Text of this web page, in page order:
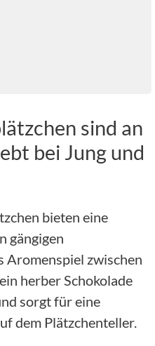
sind an
bei Jung und
bieten eine
gängigen
Aromenspiel zwischen
herber Schokolade
sorgt für eine
dem Plätzchenteller.